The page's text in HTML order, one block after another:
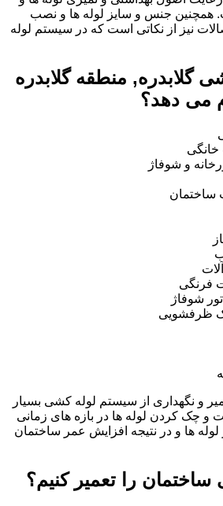
همچنین جنس و سایز لوله ها و نصب
نیز از نکاتی است که در سیستم لوله
گلابدره, منطقه گلابدره
می دهد؟
و شوفاژ
ساختمان
فرنگی
شوفاژ
ظرفشویی
و نگهداری از سیستم لوله کشی بسیار
و چک کردن لوله ها در بازه های زمانی
ها و در نتیجه افزایش عمر ساختمان
را تعمیر کنیم؟